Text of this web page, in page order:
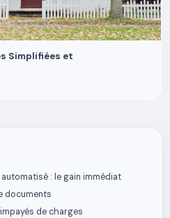
Simplifiées et
: le gain immédiat
documents
de charges